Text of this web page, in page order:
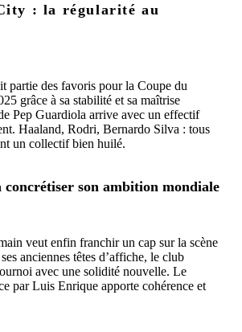
: la régularité au
partie des favoris pour la Coupe du
grâce à sa stabilité et sa maîtrise
Pep Guardiola arrive avec un effectif
Haaland, Rodri, Bernardo Silva : tous
un collectif bien huilé.
son ambition mondiale
veut enfin franchir un cap sur la scène
anciennes têtes d’affiche, le club
avec une solidité nouvelle. Le
par Luis Enrique apporte cohérence et